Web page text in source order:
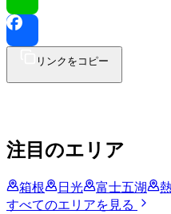
リンクをコピー
注目のエリア
箱根 日光 富士五湖
すべてのエリアを見る